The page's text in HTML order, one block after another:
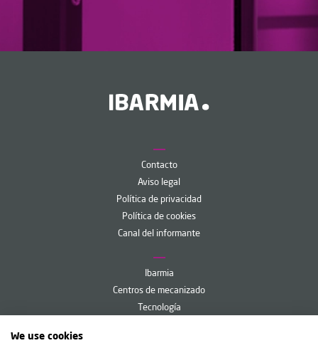
Contacto
Aviso legal
Política de privacidad
Política de cookies
Canal del informante
Ibarmia
Centros de mecanizado
Tecnología
We use cookies